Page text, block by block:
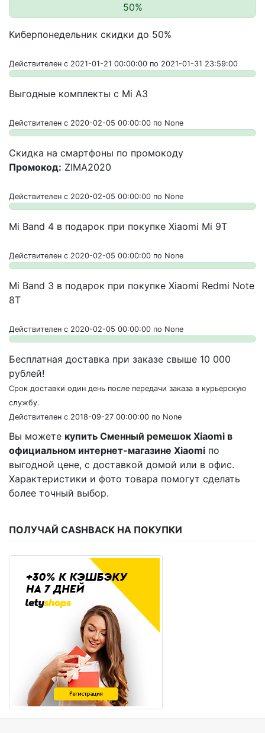
50%
Киберпонедельник скидки до 50%
Действителен с 2021-01-21 00:00:00 по 2021-01-31 23:59:00
Выгодные комплекты с Mi A3
Действителен с 2020-02-05 00:00:00 по None
Скидка на смартфоны по промокоду
Промокод: ZIMA2020
Действителен с 2020-02-05 00:00:00 по None
Mi Band 4 в подарок при покупке Xiaomi Mi 9T
Действителен с 2020-02-05 00:00:00 по None
Mi Band 3 в подарок при покупке Xiaomi Redmi Note
8T
Действителен с 2020-02-05 00:00:00 по None
Бесплатная доставка при заказе свыше 10 000
рублей!
Срок доставки один день после передачи заказа в курьерскую
службу.
Действителен с 2018-09-27 00:00:00 по None
Вы можете купить Сменный ремешок Xiaomi в
официальном интернет-магазине Xiaomi по
выгодной цене, с доставкой домой или в офис.
Характеристики и фото товара помогут сделать
более точный выбор.
ПОЛУЧАЙ CASHBACK НА ПОКУПКИ